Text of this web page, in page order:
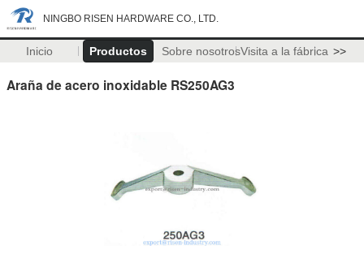
NINGBO RISEN HARDWARE CO., LTD.
Inicio Productos Sobre nosotrosVisita a la fábrica >>
Araña de acero inoxidable RS250AG3